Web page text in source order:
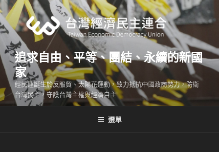
跳
至
主
內
容
追求自由、平等、團結、永續的新國
家
經民連誕生於反服貿、太陽花運動，致力抵抗中國政商勢力，防衛
台灣民主，守護台灣主權與經濟自主
選單